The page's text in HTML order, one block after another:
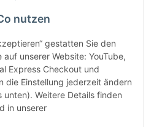
IhrerDatenschutzerklärungregelmäßig und
zu Ihrem Produktsortiment per E-Mail zu.
nutzen
gestatten Sie den
unserer Website: YouTube,
Express Checkout und
die Einstellung jederzeit ändern
Weitere Details finden
in unserer